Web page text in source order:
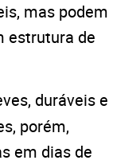
mas podem
estrutura de
duráveis e
porém,
em dias de